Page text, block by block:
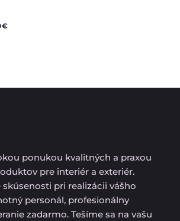
€
ponukou kvalitných a praxou
pre interiér a exteriér.
pri realizácii vášho
personál, profesionálny
zadarmo. Tešíme sa na vašu